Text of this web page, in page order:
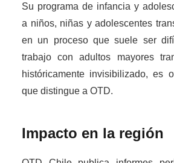
Su programa de infancia y
a niños, niñas y adolescentes
en un proceso que suele ser
trabajo con adultos mayores
históricamente invisibilizado, es
que distingue a OTD.
Impacto en la región